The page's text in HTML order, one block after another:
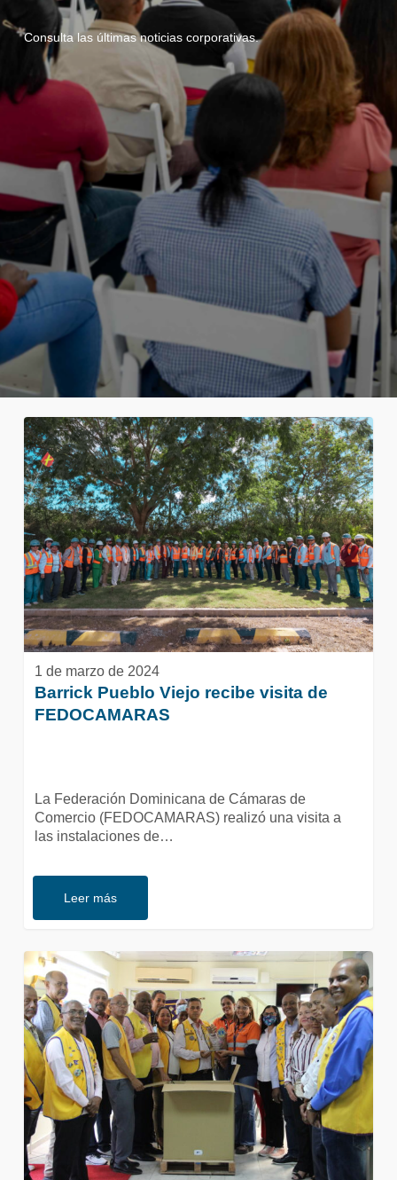
Consulta las últimas noticias corporativas.
Barrick
Pueblo
Viejo
recibe
visita
de
FEDOCAMARAS
1 de marzo de 2024
Barrick Pueblo Viejo recibe visita de
FEDOCAMARAS
La Federación Dominicana de Cámaras de
Comercio (FEDOCAMARAS) realizó una visita a
las instalaciones de…
Leer más
Barrick
Pueblo
Viejo
realiza
donación
de
equipos
para
oftalmología
al
Centro
de
Salud